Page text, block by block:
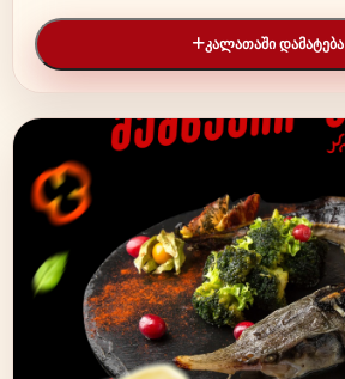
ᲙᲐᲚᲐᲗᲐᲨᲘ ᲓᲐᲛᲐᲢᲔᲑᲐ